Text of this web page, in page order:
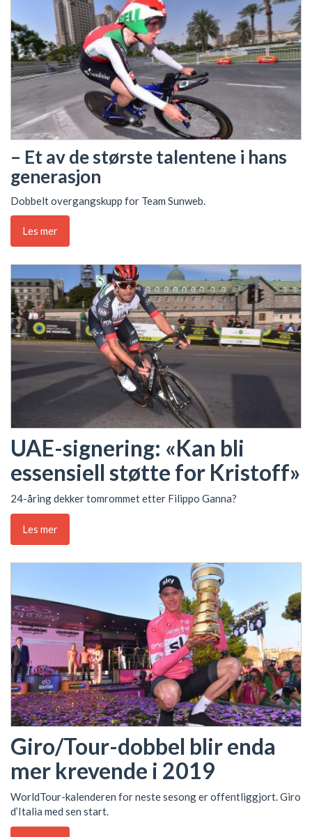
– Et av de største talentene i hans
generasjon
Dobbelt overgangskupp for Team Sunweb.
Les mer
UAE-signering: «Kan bli
essensiell støtte for Kristoff»
24-åring dekker tomrommet etter Filippo Ganna?
Les mer
Giro/Tour-dobbel blir enda
mer krevende i 2019
WorldTour-kalenderen for neste sesong er offentliggjort. Giro
d’Italia med sen start.